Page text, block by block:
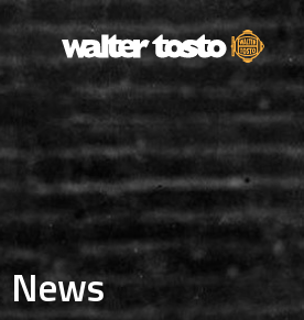
News